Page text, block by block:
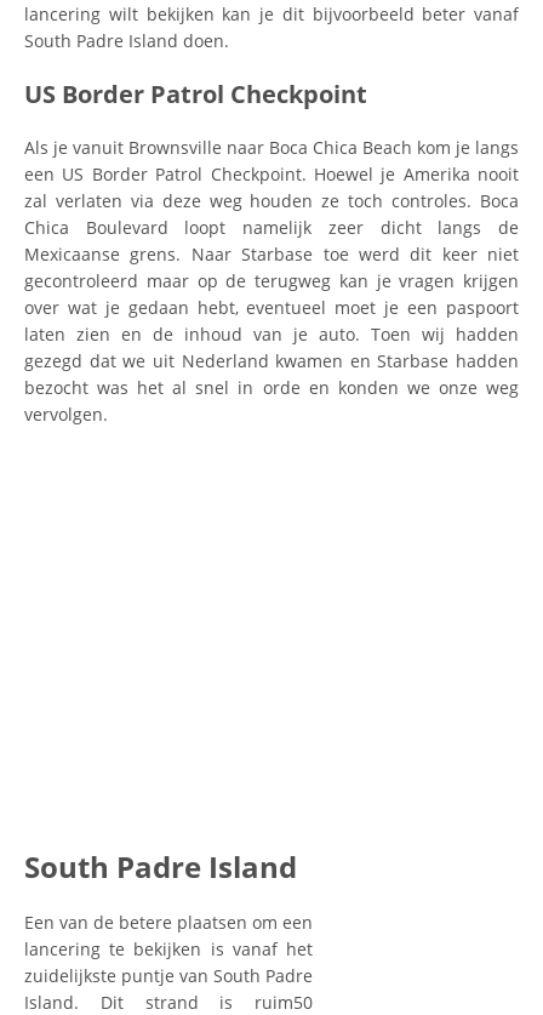
lancering wilt bekijken kan je dit bijvoorbeeld beter vanaf
South Padre Island doen.
US Border Patrol Checkpoint
Als je vanuit Brownsville naar Boca Chica Beach kom je langs
een US Border Patrol Checkpoint. Hoewel je Amerika nooit
zal verlaten via deze weg houden ze toch controles. Boca
Chica Boulevard loopt namelijk zeer dicht langs de
Mexicaanse grens. Naar Starbase toe werd dit keer niet
gecontroleerd maar op de terugweg kan je vragen krijgen
over wat je gedaan hebt, eventueel moet je een paspoort
laten zien en de inhoud van je auto. Toen wij hadden
gezegd dat we uit Nederland kwamen en Starbase hadden
bezocht was het al snel in orde en konden we onze weg
vervolgen.
South Padre Island
Een van de betere plaatsen om een
lancering te bekijken is vanaf het
zuidelijkste puntje van South Padre
Island. Dit strand is ruim50